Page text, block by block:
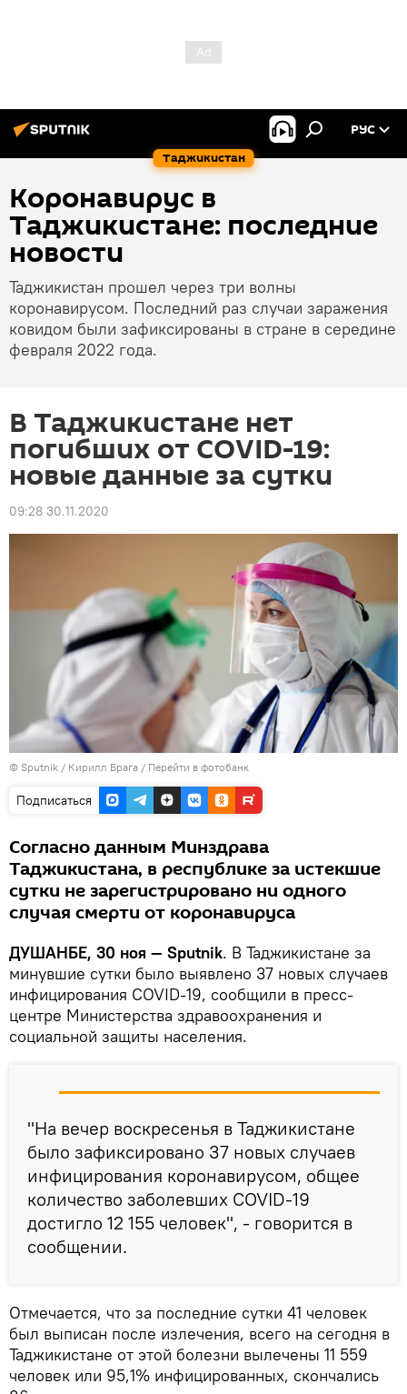
Таджикистан
РУС
Коронавирус в
Таджикистане: последние
новости
Таджикистан прошел через три волны
коронавирусом. Последний раз случаи заражения
ковидом были зафиксированы в стране в середине
февраля 2022 года.
В Таджикистане нет
погибших от COVID-19:
новые данные за сутки
09:28 30.11.2020
© Sputnik / Кирилл Брага / Перейти в фотобанк
Подписаться
Согласно данным Минздрава
Таджикистана, в республике за истекшие
сутки не зарегистрировано ни одного
случая смерти от коронавируса
ДУШАНБЕ, 30 ноя — Sputnik. В Таджикистане за
минувшие сутки было выявлено 37 новых случаев
инфицирования COVID-19, сообщили в пресс-
центре Министерства здравоохранения и
социальной защиты населения.
"На вечер воскресенья в Таджикистане
было зафиксировано 37 новых случаев
инфицирования коронавирусом, общее
количество заболевших COVID-19
достигло 12 155 человек", - говорится в
сообщении.
Отмечается, что за последние сутки 41 человек
был выписан после излечения, всего на сегодня в
Таджикистане от этой болезни вылечены 11 559
человек или 95,1% инфицированных, скончались